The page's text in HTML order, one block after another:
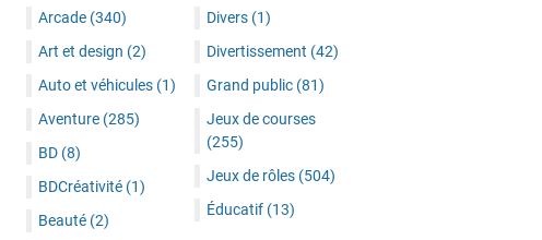
Arcade (340)
Art et design (2)
Auto et véhicules (1)
Aventure (285)
BD (8)
BDCréativité (1)
Beauté (2)
Divers (1)
Divertissement (42)
Grand public (81)
Jeux de courses
(255)
Jeux de rôles (504)
Éducatif (13)